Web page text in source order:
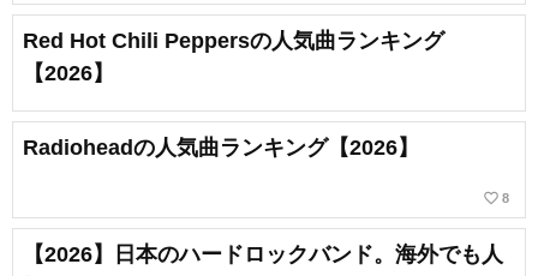
Red Hot Chili Peppersの人気曲ランキング
【2026】
Radioheadの人気曲ランキング【2026】
favorite_border 8
【2026】日本のハードロックバンド。海外でも人